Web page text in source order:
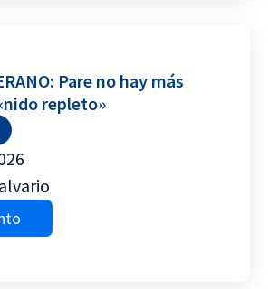
Pare no hay más
repleto»